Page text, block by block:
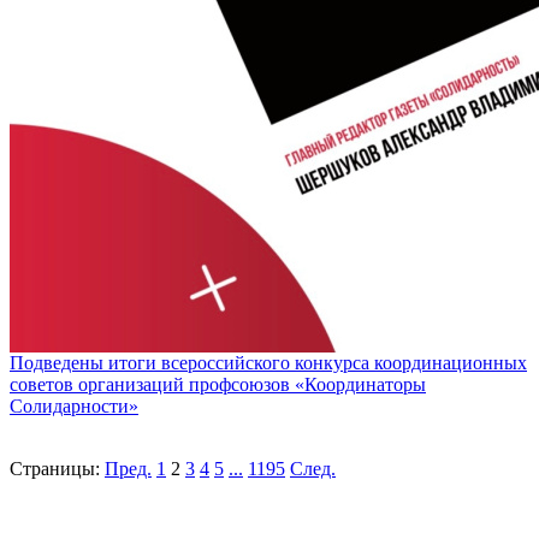
Подведены итоги всероссийского конкурса координационных
советов организаций профсоюзов «Координаторы
Солидарности»
Страницы: Пред. 1 2 3 4 5 ... 1195 След.